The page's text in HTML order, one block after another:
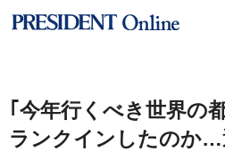
｢今年行くべき世界の
ランクインしたのか